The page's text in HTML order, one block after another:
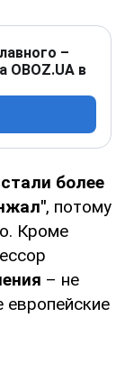
–
OBOZ.UA в
более
, потому
Кроме
– не
европейские